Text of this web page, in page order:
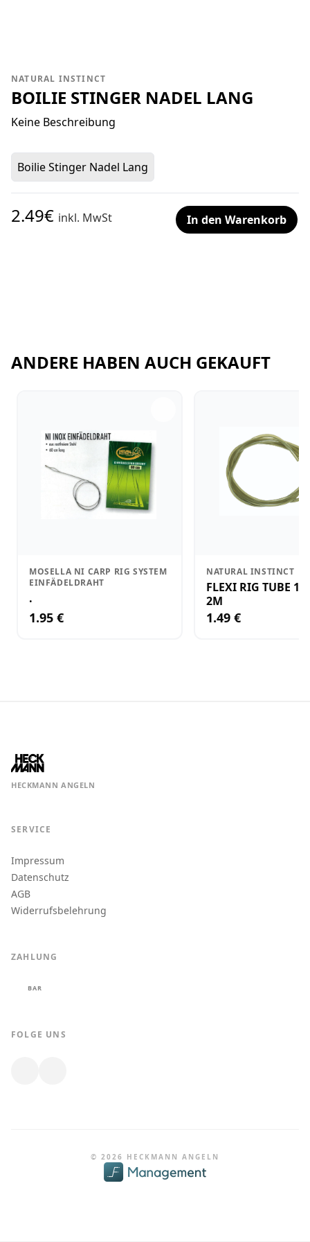
NATURAL INSTINCT
BOILIE STINGER NADEL LANG
Keine Beschreibung
Boilie Stinger Nadel Lang
2.49€ inkl. MwSt In den Warenkorb
ANDERE HABEN AUCH GEKAUFT
MOSELLA NI CARP RIG SYSTEM
EINFÄDELDRAHT
.
1.95 €
NATURAL INSTINCT
FLEXI RIG TUBE
2M
1.49 €
HECKMANN ANGELN
SERVICE
Impressum
Datenschutz
AGB
Widerrufsbelehrung
ZAHLUNG
BAR
FOLGE UNS
© 2026 HECKMANN ANGELN